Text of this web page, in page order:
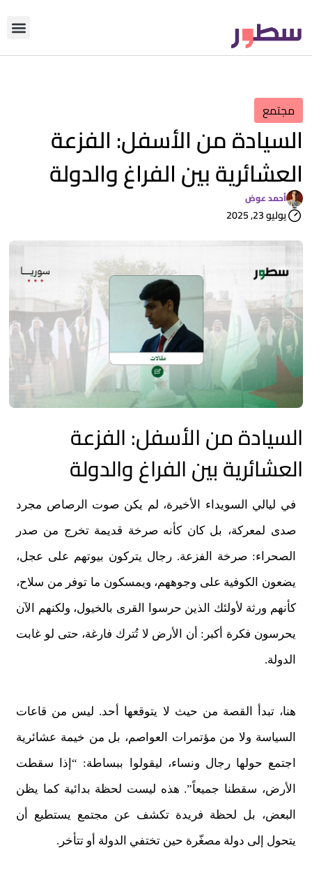
مجتمع
السيادة من الأسفل: الفزعة
العشائرية بين الفراغ والدولة
أحمد عوض
يوليو 23, 2025
السيادة من الأسفل: الفزعة
العشائرية بين الفراغ والدولة
في ليالي السويداء الأخيرة، لم يكن صوت الرصاص مجرد
صدى لمعركة، بل كان كأنه صرخة قديمة تخرج من صدر
الصحراء: صرخة الفزعة. رجال يتركون بيوتهم على عجل،
يضعون الكوفية على وجوههم، ويمسكون ما توفر من سلاح،
كأنهم ورثة لأولئك الذين حرسوا القرى بالخيول، ولكنهم الآن
يحرسون فكرة أكبر: أن الأرض لا تُترك فارغة، حتى لو غابت
الدولة.
هنا، تبدأ القصة من حيث لا يتوقعها أحد. ليس من قاعات
السياسة ولا من مؤتمرات العواصم، بل من خيمة عشائرية
اجتمع حولها رجال ونساء، ليقولوا ببساطة: “إذا سقطت
الأرض، سقطنا جميعاً”. هذه ليست لحظة بدائية كما يظن
البعض، بل لحظة فريدة تكشف عن مجتمع يستطيع أن
يتحول إلى دولة مصغّرة حين تختفي الدولة أو تتأخر.